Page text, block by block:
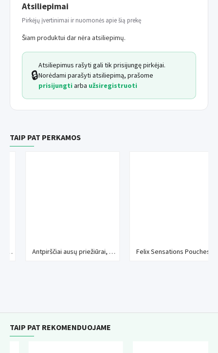
Atsiliepimai
Pirkėjų įvertinimai ir nuomonės apie šią prekę
Šiam produktui dar nėra atsiliepimų.
🔒
Atsiliepimus rašyti gali tik prisijungę pirkėjai.
Norėdami parašyti atsiliepimą, prašome
prisijungti arba užsiregistruoti
TAIP PAT PERKAMOS
Antpirščiai ausų priežiūrai, 50 vnt Felix Sensations Pouches Jelly konservai katėms su sardinėmis, lašiša, jūrų lydeka ir upėtakiais
TAIP PAT REKOMENDUOJAME